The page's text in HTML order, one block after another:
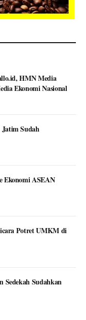
HMN Media
Ekonomi Nasional
Sudah
Ekonomi ASEAN
Potret UMKM di
Sedekah Sudahkan